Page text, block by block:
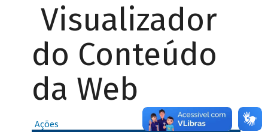
Visualizador
do Conteúdo
da Web
Ações